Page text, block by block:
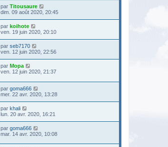
par Titousaure
dim. 09 août 2020, 20:45
par koihote
ven. 19 juin 2020, 20:10
par seb7170
ven. 12 juin 2020, 22:56
par Mopa
ven. 12 juin 2020, 21:37
par goma666
mer. 22 avr. 2020, 13:28
par khali
lun. 20 avr. 2020, 16:21
par goma666
mar. 14 avr. 2020, 10:08